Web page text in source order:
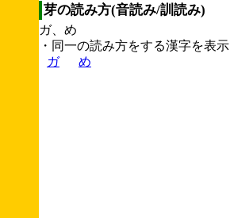
芽の読み方(音読み/訓読み)
ガ、め
・同一の読み方をする漢字を表示
ガ
め